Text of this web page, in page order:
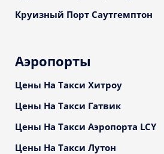
Круизный Порт Саутгемптон
Аэропорты
Цены На Такси Хитроу
Цены На Такси Гатвик
Цены На Такси Аэропорта LCY
Цены На Такси Лутон